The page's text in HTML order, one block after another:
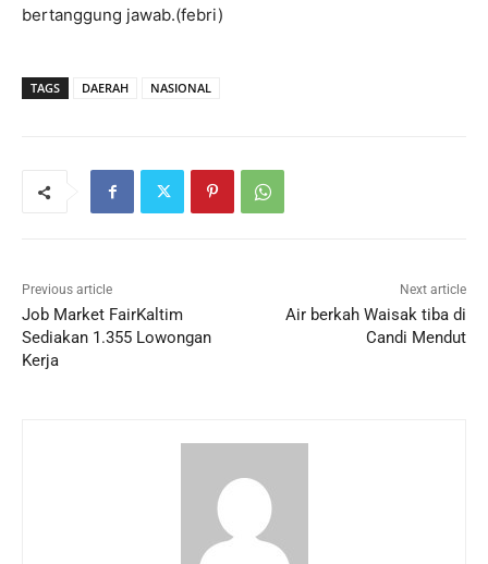
bertanggung jawab.(febri)
TAGS DAERAH NASIONAL
Previous article
Job Market FairKaltim
Sediakan 1.355 Lowongan
Kerja
Next article
Air berkah Waisak tiba di
Candi Mendut